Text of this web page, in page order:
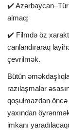
✔️
almaq;
✔️ Filmdə öz
canlandıraraq
çevrilmək.
Bütün
razılaşmalar
qoşulmazdan
yaxından
imkanı